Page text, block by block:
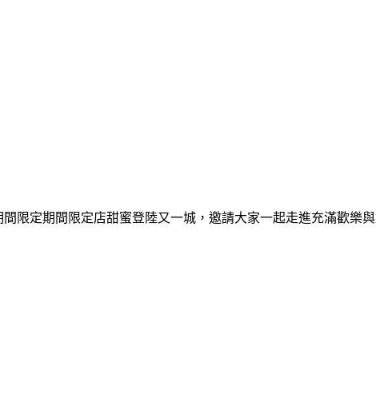
限定期間限定店甜蜜登陸又一城，邀請大家一起走進充滿歡樂